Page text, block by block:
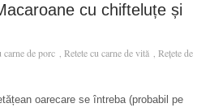
cu chifteluțe și
carne de porc , Retete cu carne de vită , Rețete de
oarecare se întreba (probabil pe